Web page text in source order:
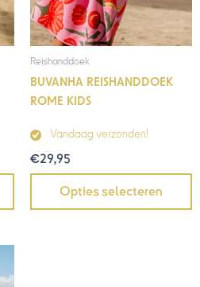
Reishanddoek
BUVANHA REISHANDDOEK
ROME KIDS
Vandaag verzonden!
€29,95
Opties selecteren